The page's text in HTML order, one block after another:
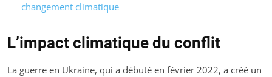
changement climatique
L’impact climatique du conflit
La guerre en Ukraine, qui a débuté en février 2022, a créé un